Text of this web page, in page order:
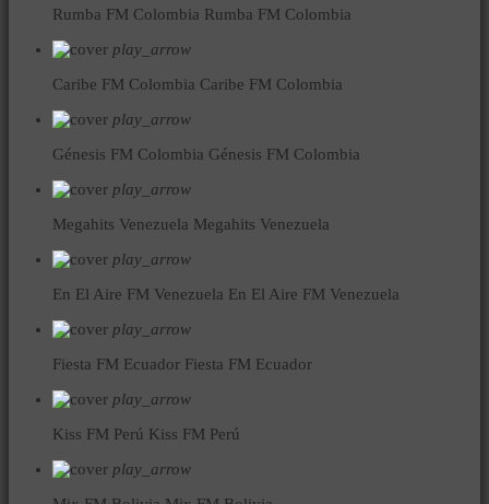
Rumba FM Colombia Rumba FM Colombia
play_arrow
Caribe FM Colombia Caribe FM Colombia
play_arrow
Génesis FM Colombia Génesis FM Colombia
play_arrow
Megahits Venezuela Megahits Venezuela
play_arrow
En El Aire FM Venezuela En El Aire FM Venezuela
play_arrow
Fiesta FM Ecuador Fiesta FM Ecuador
play_arrow
Kiss FM Perú Kiss FM Perú
play_arrow